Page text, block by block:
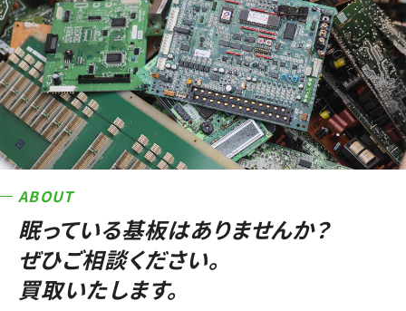
ハヤブサ環境サービスについて
対応事例
新着情報
よくあるご質問
会社案内
許可証ダウンロード
ABOUT
眠っている基板はありませんか？
ぜひご相談ください。
買取いたします。